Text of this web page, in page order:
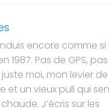
encore comme si
1987. Pas de GPS, pas
juste moi, mon levier de
et un vieux pull qui
chaude. J’écris sur les